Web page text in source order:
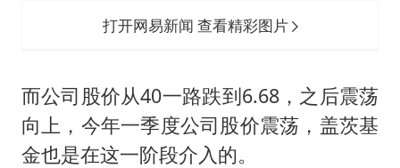
打开网易新闻 查看精彩图片
而公司股价从40一路跌到6.68，之后震荡
向上，今年一季度公司股价震荡，盖茨基
金也是在这一阶段介入的。